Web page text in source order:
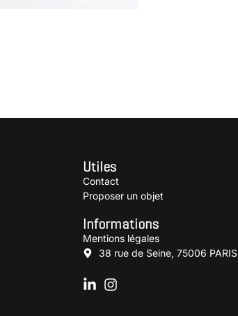
Utiles
Contact
Proposer un objet
Informations
Mentions légales
38 rue de Seine, 75006 PARIS